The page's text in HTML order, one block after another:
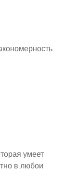
умеет
в любои